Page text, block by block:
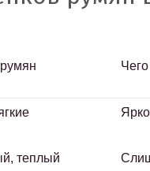
теплый